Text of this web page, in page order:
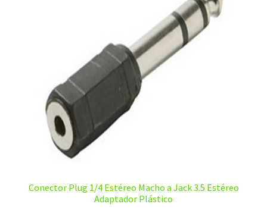
Conector Plug 1/4 Estéreo Macho a Jack 3.5 Estéreo
Adaptador Plástico